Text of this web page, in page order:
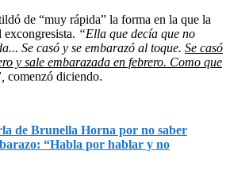
de “muy rápida” la forma en la que la
excongresista. “Ella que decía que no
Se casó y se embarazó al toque. Se casó
y sale embarazada en febrero. Como que
comenzó diciendo.